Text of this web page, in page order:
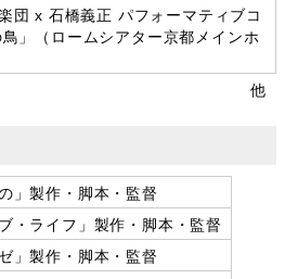
団 x 石橋義正 パフォーマティブコ
」（ロームシアター京都メインホ
他
」製作・脚本・監督
・ライフ」製作・脚本・監督
」製作・脚本・監督